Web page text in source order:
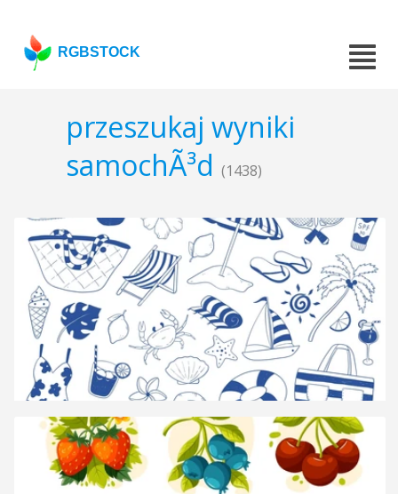
RGBSTOCK
przeszukaj wyniki
samochÃ³d (1438)